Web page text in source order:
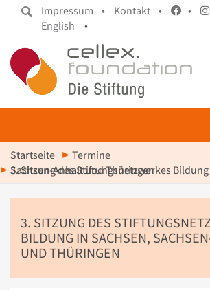
Impressum • Kontakt • •
English
•
Startseite
Termine
3. Sitzung des Stiftungsnetzwerkes Bildung in Sachsen, Sachsen-Anhalt und Thüringen
3. SITZUNG DES
BILDUNG IN SACHSEN,
UND THÜRINGEN